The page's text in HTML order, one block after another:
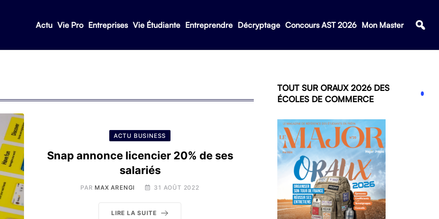
Actu Vie Pro Entreprises Vie Étudiante Entreprendre Décryptage Concours AST 2026 Mon Master
ACTU BUSINESS
Snap annonce licencier 20% de ses
salariés
PAR MAX ARENGI 31 AOÛT 2022
LIRE LA SUITE
TOUT SUR ORAUX 2026 DES
ÉCOLES DE COMMERCE